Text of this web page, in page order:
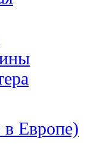
Европе)